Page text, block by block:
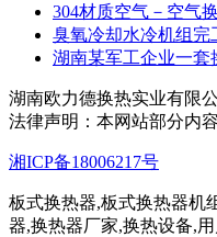
304材质空气－空气
臭氧冷却水冷机组完
湖南某军工企业一套
湖南欧力德换热实业有限
法律声明：本网站部分内
湘ICP备18006217号
板式换热器,板式换热器机
器,换热器厂家,换热设备,